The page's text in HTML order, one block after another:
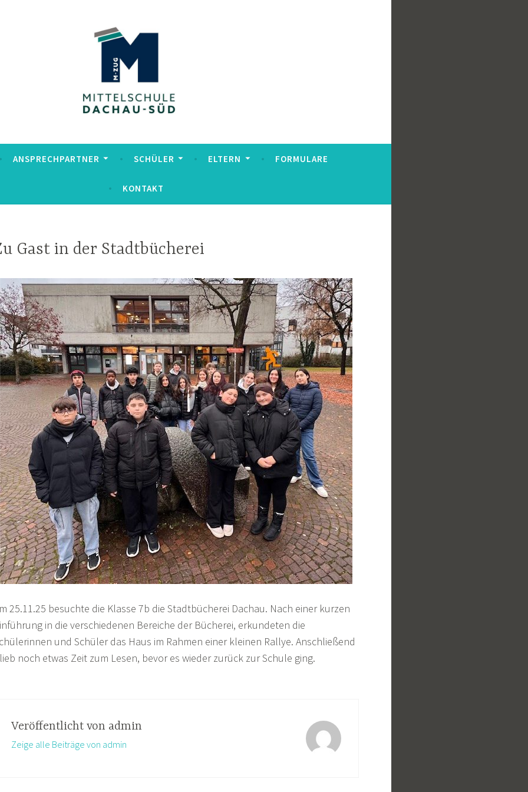
Dachau Süd
ANSPRECHPARTNER SCHÜLER ELTERN FORMULARE
KONTAKT
Gast in der Stadtbücherei
25.11.25 besuchte die Klasse 7b die Stadtbücherei Dachau. Nach einer kurzen
in die verschiedenen Bereiche der Bücherei, erkundeten die
und Schüler das Haus im Rahmen einer kleinen Rallye. Anschließend
noch etwas Zeit zum Lesen, bevor es wieder zurück zur Schule ging.
Veröffentlicht von admin
Zeige alle Beiträge von admin